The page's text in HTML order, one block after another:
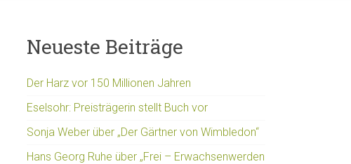
Neueste Beiträge
Der Harz vor 150 Millionen Jahren
Eselsohr: Preisträgerin stellt Buch vor
Sonja Weber über „Der Gärtner von Wimbledon“
Hans Georg Ruhe über „Frei – Erwachsenwerden